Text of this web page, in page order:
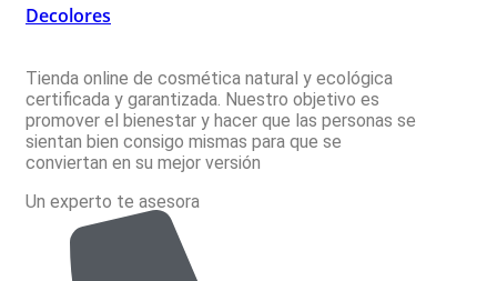
Decolores
Tienda online de cosmética natural y ecológica
certificada y garantizada. Nuestro objetivo es
promover el bienestar y hacer que las personas se
sientan bien consigo mismas para que se
conviertan en su mejor versión
Un experto te asesora